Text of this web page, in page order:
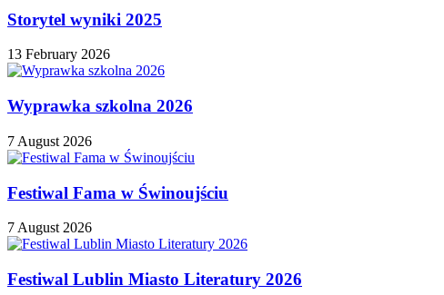
Storytel wyniki 2025
13 February 2026
Wyprawka szkolna 2026
7 August 2026
Festiwal Fama w Świnoujściu
7 August 2026
Festiwal Lublin Miasto Literatury 2026